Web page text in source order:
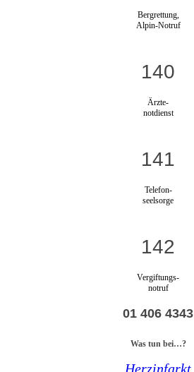
Bergrettung,
Alpin-Notruf
140
Ärzte-
notdienst
141
Telefon-
seelsorge
142
Vergiftungs-
notruf
01 406 4343
Was tun bei…?
Herzinfarkt